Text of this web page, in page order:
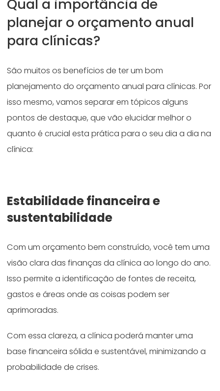
Qual a importância de
planejar o orçamento anual
para clínicas?
São muitos os benefícios de ter um bom
planejamento do orçamento anual para clínicas. Por
isso mesmo, vamos separar em tópicos alguns
pontos de destaque, que vão elucidar melhor o
quanto é crucial esta prática para o seu dia a dia na
clínica:
Estabilidade financeira e
sustentabilidade
Com um orçamento bem construído, você tem uma
visão clara das finanças da clínica ao longo do ano.
Isso permite a identificação de fontes de receita,
gastos e áreas onde as coisas podem ser
aprimoradas.
Com essa clareza, a clínica poderá manter uma
base financeira sólida e sustentável, minimizando a
probabilidade de crises.